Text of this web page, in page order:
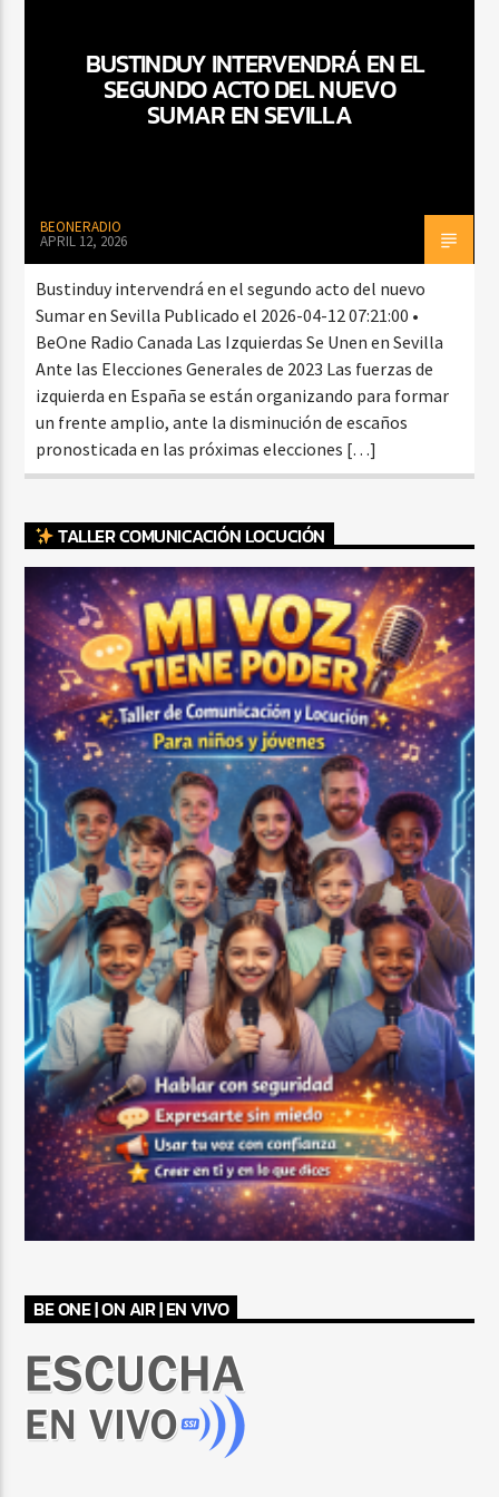
CURRENT SHOW
BALADAS Y VALLENATO
BUSTINDUY INTERVENDRÁ EN EL
SEGUNDO ACTO DEL NUEVO
SUMAR EN SEVILLA
BEONERADIO
APRIL 12, 2026
Bustinduy intervendrá en el segundo acto del nuevo
Sumar en Sevilla Publicado el 2026-04-12 07:21:00 •
BeOne Radio Canada Las Izquierdas Se Unen en Sevilla
Ante las Elecciones Generales de 2023 Las fuerzas de
izquierda en España se están organizando para formar
un frente amplio, ante la disminución de escaños
pronosticada en las próximas elecciones […]
TALLER COMUNICACIÓN LOCUCIÓN
BE ONE | ON AIR | EN VIVO